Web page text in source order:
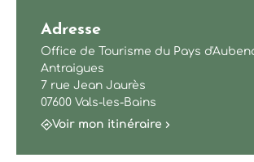
Adresse
Office de Tourisme du Pays
Antraigues
7 rue Jean Jaurès
07600 Vals-les-Bains
Voir mon itinéraire